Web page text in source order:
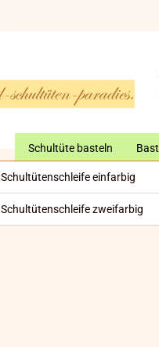
Schultüte basteln
Schultütenschleife einfarbig
Schultütenschleife zweifarbig